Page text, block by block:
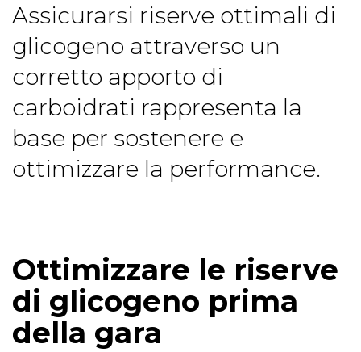
Assicurarsi riserve ottimali di
glicogeno attraverso un
corretto apporto di
carboidrati rappresenta la
base per sostenere e
ottimizzare la performance.
Ottimizzare le riserve
di glicogeno prima
della gara